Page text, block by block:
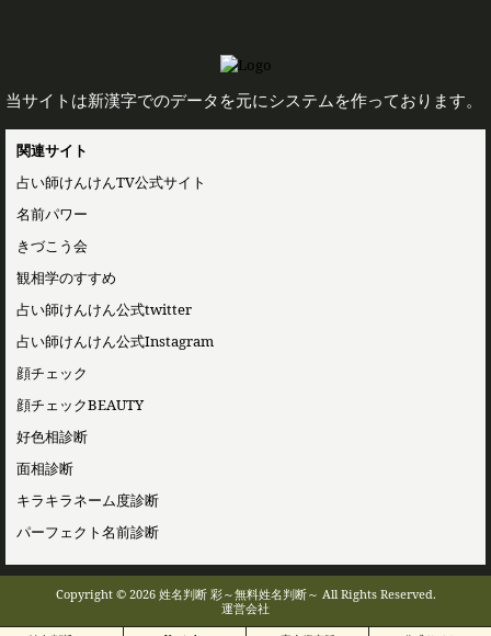
当サイトは新漢字でのデータを元にシステムを作っております。
関連サイト
占い師けんけんTV公式サイト
名前パワー
きづこう会
観相学のすすめ
占い師けんけん公式twitter
占い師けんけん公式Instagram
顔チェック
顔チェックBEAUTY
好色相診断
面相診断
キラキラネーム度診断
パーフェクト名前診断
Copyright © 2026 姓名判断 彩～無料姓名判断～ All Rights Reserved.
運営会社